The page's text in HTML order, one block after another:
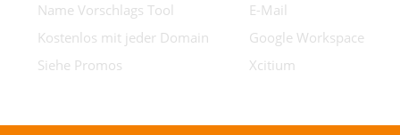
Name Vorschlags Tool
Kostenlos mit jeder Domain
Siehe Promos
E-Mail
Google Workspace
Xcitium